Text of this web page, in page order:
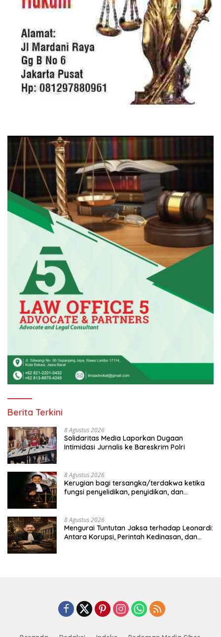
Berita Terkini
8 Agustus 2026
Solidaritas Media Laporkan Dugaan
Intimidasi Jurnalis ke Bareskrim Polri
8 Agustus 2026
Kerugian bagi tersangka/terdakwa ketika
fungsi penyelidikan, penyidikan, dan
perkara koneksitas. Studi kasus dalam
penanganan perkara dugaan korupsi
pengadaan satelit Kemhan, dengan
8 Agustus 2026
Mengurai Tuntutan Jaksa terhadap Leonardi:
Antara Korupsi, Perintah Kedinasan, dan